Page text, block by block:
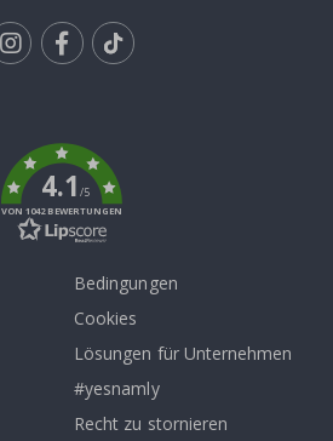
4.1/5
VON 1042 BEWERTUNGEN
Bedingungen
Cookies
Lösungen für Unternehmen
#yesnamly
Recht zu stornieren